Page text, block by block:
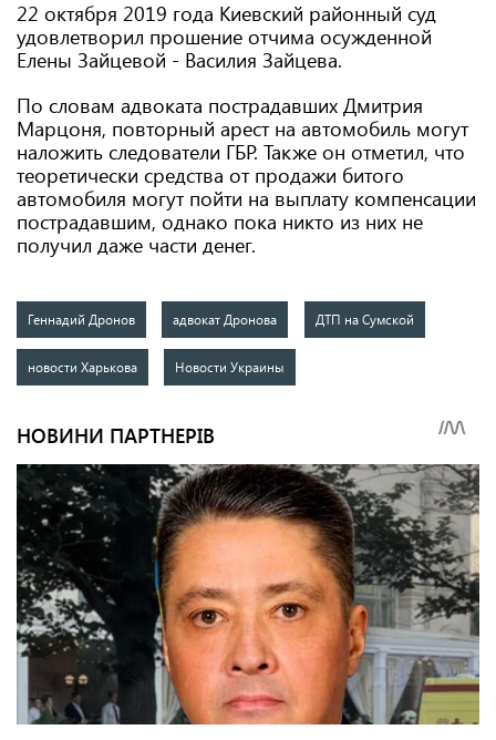
22 октября 2019 года Киевский районный суд
удовлетворил прошение отчима осужденной
Елены Зайцевой - Василия Зайцева.
По словам адвоката пострадавших Дмитрия
Марцоня, повторный арест на автомобиль могут
наложить следователи ГБР. Также он отметил, что
теоретически средства от продажи битого
автомобиля могут пойти на выплату компенсации
пострадавшим, однако пока никто из них не
получил даже части денег.
Геннадий Дронов адвокат Дронова ДТП на Сумской
новости Харькова Новости Украины